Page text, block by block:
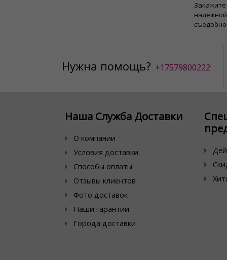
Нужна помощь? +17579800222
Наша Служба Доставки
О компании
Условия доставки
Способы оплаты
Отзывы клиентов
Фото доставок
Наши гарантии
Города доставки